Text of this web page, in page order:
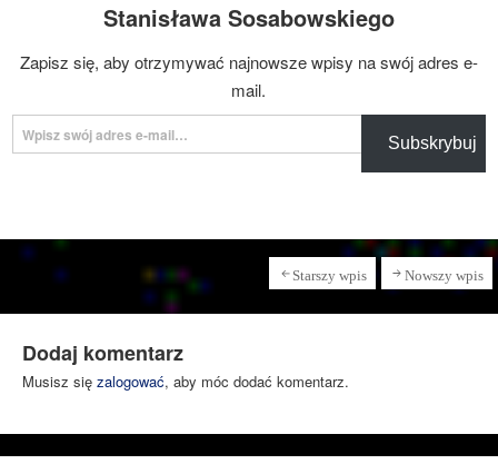
Stanisława Sosabowskiego
Zapisz się, aby otrzymywać najnowsze wpisy na swój adres e-
mail.
Wpisz swój adres e-mail…
Subskrybuj
Starszy wpis Nowszy wpis
Dodaj komentarz
Musisz się zalogować, aby móc dodać komentarz.